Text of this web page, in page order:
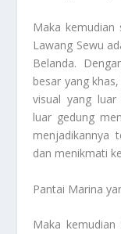
Maka kemudian
Lawang Sewu
Belanda.
besar yang
visual yang luar
luar gedung
menjadikannya
dan menikmati
Pantai Marina
Maka